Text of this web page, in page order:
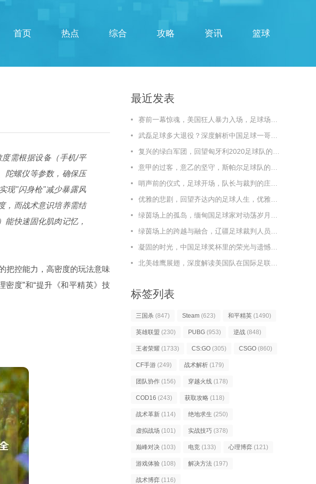
首页 热点 综合 攻略 资讯 篮球
需根据设备（手机/平
陀螺仪等参数，确保压
现"闪身枪"减少暴露风
，而战术意识培养需结
能快速固化肌肉记忆，
把控能力，高密度的玩法意味
度”和“提升《和平精英》技
最近发表
赛前一幕惊魂，美国狂人暴力入场，足球场秒变闹市，赛前惊魂！美国狂人暴力入场，足球场秒变闹市
武磊足球多大退役？深度解析中国足球一哥的职业生涯终点线，武磊多大退役？深度解析中国足球一哥的职业生涯终点线
复兴的绿白军团，回望匈牙利2020足球队的辉煌与传承
意甲的过客，意乙的坚守，斯帕尔足球队的悲情与荣光，斯帕尔，意甲过客，意乙坚守，悲情与荣光
哨声前的仪式，足球开场，队长与裁判的庄重时刻
优雅的悲剧，回望齐达内的足球人生，优雅的悲剧，回望齐达内的足球人生
绿茵场上的孤岛，缅甸国足球家对动荡岁月的静默坚守
绿茵场上的跨越与融合，辽疆足球裁判人员的协作之路，辽疆足球裁判，跨越与融合的协作之路
凝固的时光，中国足球奖杯里的荣光与遗憾，凝固时光，中国足球奖杯里的荣光与遗憾
北美雄鹰展翅，深度解读美国队在国际足联足球排名榜上的新篇章
标签列表
三国杀 (847) Steam (623) 和平精英 (1490)
英雄联盟 (230) PUBG (953) 逆战 (848)
王者荣耀 (1733) CS:GO (305) CSGO (860)
CF手游 (249) 战术解析 (179)
团队协作 (156) 穿越火线 (178)
COD16 (243) 获取攻略 (118)
战术革新 (114) 绝地求生 (250)
虚拟战场 (101) 实战技巧 (378)
巅峰对决 (103) 电竞 (133) 心理博弈 (121)
游戏体验 (108) 解决方法 (197)
战术博弈 (116)